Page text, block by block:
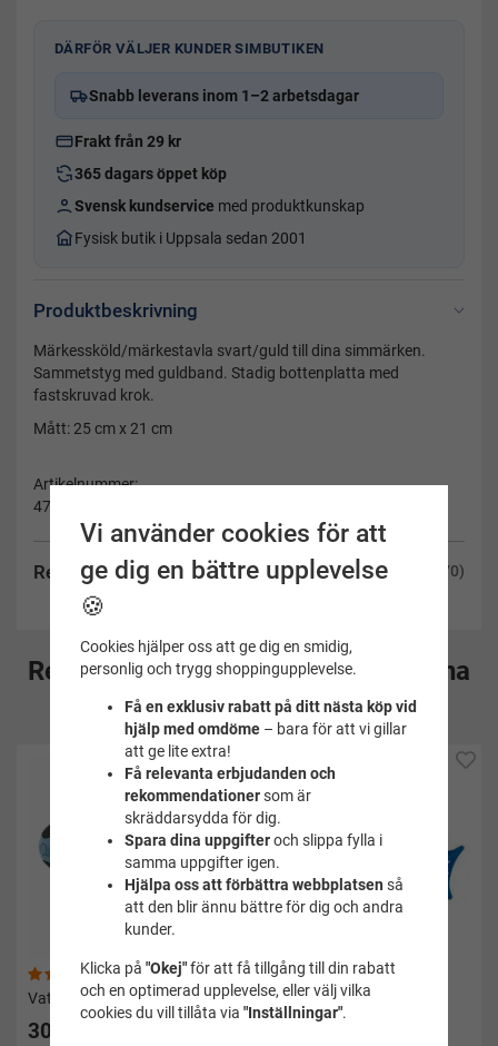
DÄRFÖR VÄLJER KUNDER SIMBUTIKEN
Snabb leverans inom 1–2 arbetsdagar
Frakt från 29 kr
365 dagars öppet köp
Svensk kundservice med produktkunskap
Fysisk butik i Uppsala sedan 2001
Produktbeskrivning
Recensioner (70)
Märkessköld/märkestavla svart/guld till dina simmärken.
Sammetstyg med guldband. Stadig bottenplatta med
fastskruvad krok.
Mått: 25 cm x 21 cm
Artikelnummer:
47.3807BKGULD
Rekommenderade tillbehör till denna
produkt
(24)
Vattenstudsboll
30 kr
(10)
Dykring blå haj från Beco
Vi använder cookies för att
ge dig en bättre upplevelse
🍪
Cookies hjälper oss att ge dig en smidig,
personlig och trygg shoppingupplevelse.
Få en exklusiv rabatt på ditt nästa köp vid
hjälp med omdöme– bara för att vi gillar
att ge lite extra!
Få relevanta erbjudanden och
rekommendationersom är
skräddarsydda för dig.
Spara dina uppgifteroch slippa fylla i
samma uppgifter igen.
Hjälpa oss att förbättra webbplatsen så
att den blir ännu bättre för dig och andra
kunder.
Klicka på "Okej"för att få tillgång till din rabatt
och en optimerad upplevelse, eller välj vilka
cookies du vill tillåta via "Inställningar".